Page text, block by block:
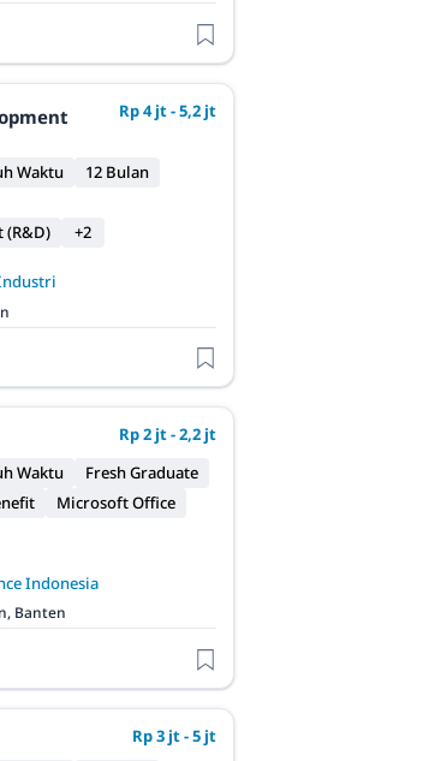
Rp 4 jt - 5,2 jt
Waktu
12 Bulan
(R&D)
+2
Rp 2 jt - 2,2 jt
Waktu
Fresh Graduate
Microsoft Office
Indonesia
Banten
Rp 3 jt - 5 jt